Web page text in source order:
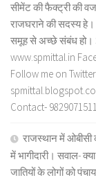
सीमेंट की फैक्ट्री की
राजघराने की सदस्य हे।
समूह से अच्छे संबंध हो।
www.spmittal.in
Follow me on
Contact- 9829071511
राजस्थान में ओबीसी
में भागीदारी। सवाल-
जातियों के लोगों को